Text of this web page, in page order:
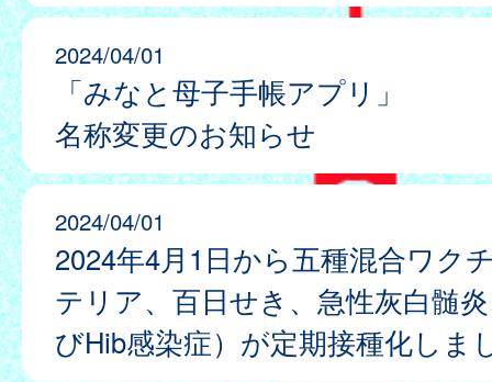
2024/04/01
「みなと母子手帳アプリ」
名称変更のお知らせ
2024/04/01
2024年4月1日から五種混合ワク
テリア、百日せき、急性灰白髄
びHib感染症）が定期接種化しま